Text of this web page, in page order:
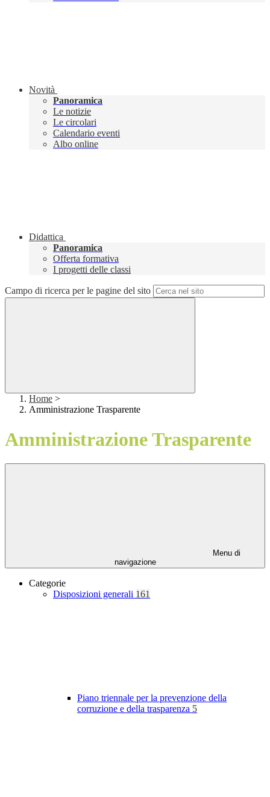
Novità
Panoramica
Le notizie
Le circolari
Calendario eventi
Albo online
Didattica
Panoramica
Offerta formativa
I progetti delle classi
Campo di ricerca per le pagine del sito
Home >
Amministrazione Trasparente
Amministrazione Trasparente
Menu di
navigazione
Categorie
Disposizioni generali 161
Piano triennale per la prevenzione della
corruzione e della trasparenza 5